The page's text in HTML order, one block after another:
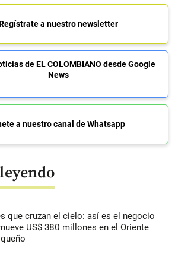
a nuestro newsletter
de EL COLOMBIANO desde Google
News
a nuestro canal de Whatsapp
que cruzan el cielo: así es el negocio
US$ 380 millones en el Oriente